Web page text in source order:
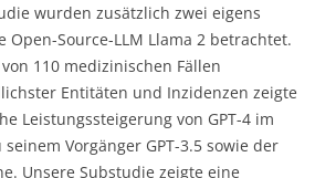
wurden zusätzlich zwei eigens
Open-Source-LLM Llama 2 betrachtet.
110 medizinischen Fällen
Entitäten und Inzidenzen zeigte
Leistungssteigerung von GPT-4 im
seinem Vorgänger GPT-3.5 sowie der
Unsere Substudie zeigte eine